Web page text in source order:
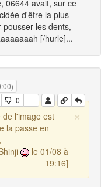
06644 avait, sur ce
d'être la plus
les dents,
[/hurle]...
-0
×
de l'image est
la passe en
le 01/08 à
19:16]